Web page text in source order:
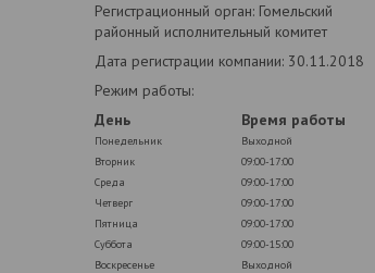
Регистрационный орган: Гомельский
районный исполнительный комитет
Дата регистрации компании: 30.11.2018
Режим работы:
День
Время работы
Понедельник
Выходной
Вторник
09:00-17:00
Среда
09:00-17:00
Четверг
09:00-17:00
Пятница
09:00-17:00
Суббота
09:00-15:00
Воскресенье
Выходной